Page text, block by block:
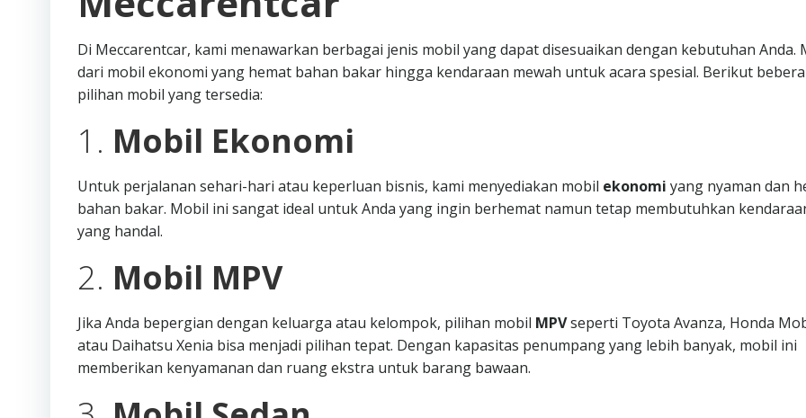
Di Meccarentcar, kami menawarkan berbagai jenis mobil yang dapat disesuaikan dengan kebutuhan Anda.
dari mobil ekonomi yang hemat bahan bakar hingga kendaraan mewah untuk acara spesial. Berikut
pilihan mobil yang tersedia:
1. Mobil Ekonomi
Untuk perjalanan sehari-hari atau keperluan bisnis, kami menyediakan mobil ekonomi yang nyaman dan
bahan bakar. Mobil ini sangat ideal untuk Anda yang ingin berhemat namun tetap membutuhkan
yang handal.
2. Mobil MPV
Jika Anda bepergian dengan keluarga atau kelompok, pilihan mobil MPVseperti Toyota Avanza, Honda
atau Daihatsu Xenia bisa menjadi pilihan tepat. Dengan kapasitas penumpang yang lebih banyak, mobil ini
memberikan kenyamanan dan ruang ekstra untuk barang bawaan.